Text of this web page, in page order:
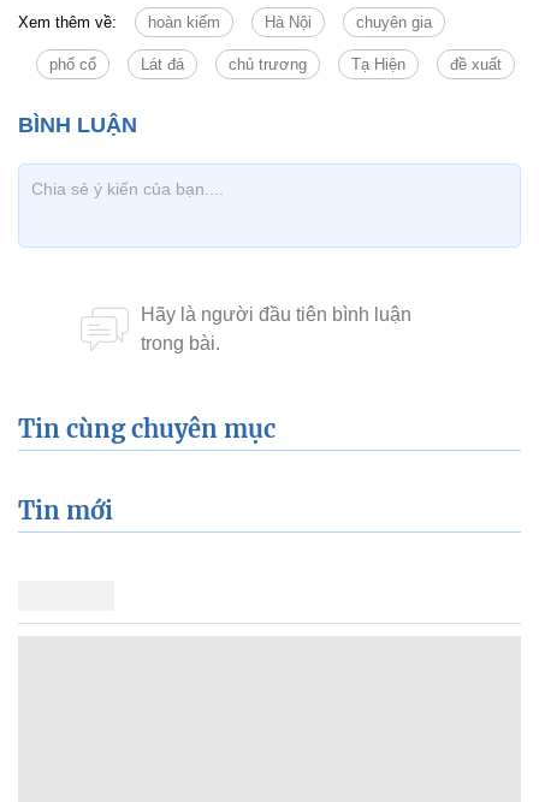
Xem thêm về: hoàn kiếm Hà Nội chuyên gia
phố cổ Lát đá chủ trương Tạ Hiện đề xuất
Tin cùng chuyên mục
Tin mới